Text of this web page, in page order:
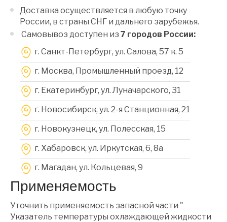
Доставка осуществляется в любую точку
России, в страны СНГ и дальнего зарубежья.
Самовывоз доступен из 7 городов России:
г. Санкт-Петербург, ул. Салова, 57 к. 5
г. Москва, Промышленный проезд, 12
г. Екатеринбург, ул. Луначарского, 31
г. Новосибирск, ул. 2-я Станционная, 21
г. Новокузнецк, ул. Полесская, 15
г. Хабаровск, ул. Иркутская, 6, 8a
г. Магадан, ул. Кольцевая, 9
Применяемость
Уточнить применяемость запасной части "
Указатель температуры охлаждающей жидкости